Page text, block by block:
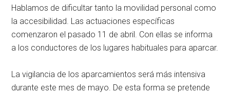
Hablamos de dificultar tanto la movilidad personal como
la accesibilidad. Las actuaciones específicas
comenzaron el pasado 11 de abril. Con ellas se informa
a los conductores de los lugares habituales para aparcar.
La vigilancia de los aparcamientos será más intensiva
durante este mes de mayo. De esta forma se pretende